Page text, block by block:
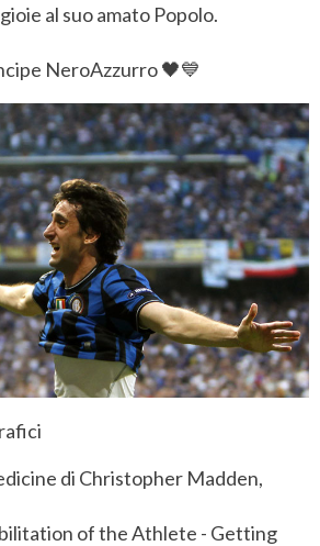
al suo amato Popolo.
NeroAzzurro 🖤💙
di Christopher Madden,
of the Athlete - Getting